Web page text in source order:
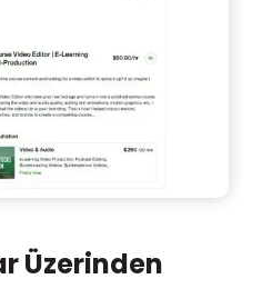
Üzerinden